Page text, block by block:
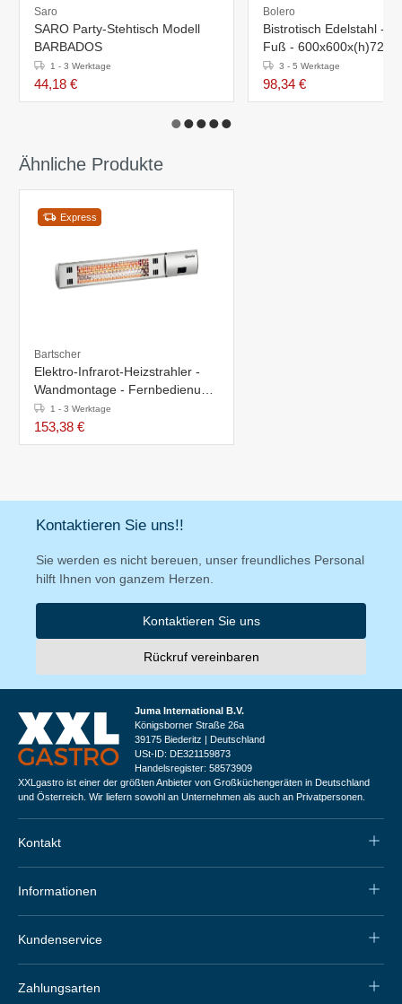
Saro
SARO Party-Stehtisch Modell
BARBADOS
1 - 3 Werktage
44,18 €
Bolero
Bistrotisch Edelstahl -
Fuß -
3 - 5 Werktage
98,34 €
Ähnliche Produkte
Express
Bartscher
Elektro-Infrarot-Heizstrahler -
Wandmontage - Fernbedienung
- 615x100x(h)100mm
1 - 3 Werktage
153,38 €
Kontaktieren Sie uns!!
Sie werden es nicht bereuen, unser freundliches Personal
hilft Ihnen von ganzem Herzen.
Kontaktieren Sie uns
Rückruf vereinbaren
Juma International B.V.
Königsborner Straße 26a
39175 Biederitz | Deutschland
USt-ID: DE321159873
Handelsregister: 58573909
XXLgastro ist einer der größten Anbieter von Großküchengeräten in Deutschland
und Österreich. Wir liefern sowohl an Unternehmen als auch an Privatpersonen.
Kontakt
Informationen
Kundenservice
Zahlungsarten